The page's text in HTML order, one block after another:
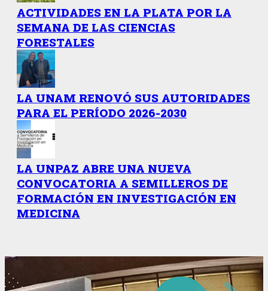
ACTIVIDADES EN LA PLATA POR LA
SEMANA DE LAS CIENCIAS
FORESTALES
LA UNAM RENOVÓ SUS AUTORIDADES
PARA EL PERÍODO 2026-2030
LA UNPAZ ABRE UNA NUEVA
CONVOCATORIA A SEMILLEROS DE
FORMACIÓN EN INVESTIGACIÓN EN
MEDICINA